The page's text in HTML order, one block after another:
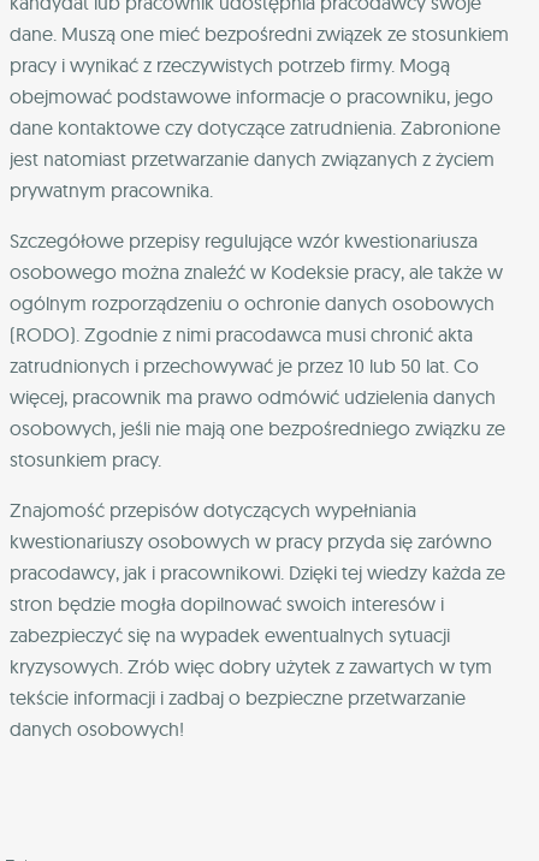
dane. Muszą one mieć bezpośredni związek ze stosunkiem
pracy i wynikać z rzeczywistych potrzeb firmy. Mogą
obejmować podstawowe informacje o pracowniku, jego
dane kontaktowe czy dotyczące zatrudnienia. Zabronione
jest natomiast przetwarzanie danych związanych z życiem
prywatnym pracownika.
Szczegółowe przepisy regulujące wzór kwestionariusza
osobowego można znaleźć w Kodeksie pracy, ale także w
ogólnym rozporządzeniu o ochronie danych osobowych
(RODO). Zgodnie z nimi pracodawca musi chronić akta
zatrudnionych i przechowywać je przez 10 lub 50 lat. Co
więcej, pracownik ma prawo odmówić udzielenia danych
osobowych, jeśli nie mają one bezpośredniego związku ze
stosunkiem pracy.
Znajomość przepisów dotyczących wypełniania
kwestionariuszy osobowych w pracy przyda się zarówno
pracodawcy, jak i pracownikowi. Dzięki tej wiedzy każda ze
stron będzie mogła dopilnować swoich interesów i
zabezpieczyć się na wypadek ewentualnych sytuacji
kryzysowych. Zrób więc dobry użytek z zawartych w tym
tekście informacji i zadbaj o bezpieczne przetwarzanie
danych osobowych!